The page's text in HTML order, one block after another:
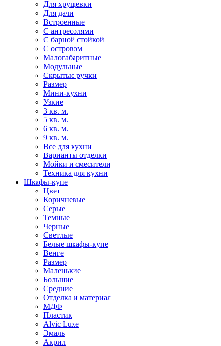
Для хрущевки
Для дачи
Встроенные
С антресолями
С барной стойкой
С островом
Малогабаритные
Модульные
Скрытые ручки
Размер
Мини-кухни
Узкие
3 кв. м.
5 кв. м.
6 кв. м.
9 кв. м.
Все для кухни
Варианты отделки
Мойки и смесители
Техника для кухни
Шкафы-купе
Цвет
Коричневые
Серые
Темные
Черные
Светлые
Белые шкафы-купе
Венге
Размер
Маленькие
Большие
Средние
Отделка и материал
МДФ
Пластик
Alvic Luxe
Эмаль
Акрил